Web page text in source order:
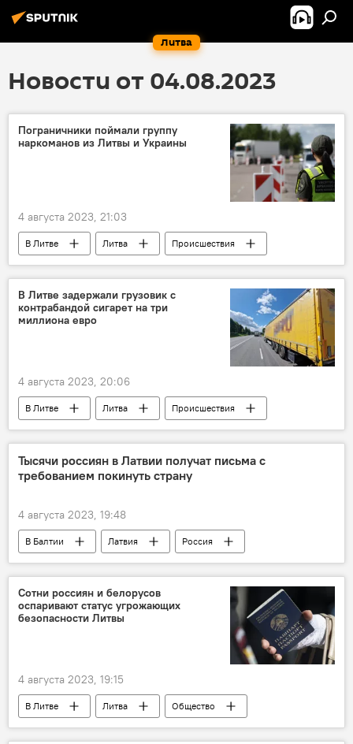
Литва
Новости от 04.08.2023
Пограничники поймали группу
наркоманов из Литвы и Украины
4 августа 2023, 21:03
В Литве Литва
Происшествия
Государственная служба охраны государственной границы (VSAT)
пограничники
наркотики Украина
В Литве задержали грузовик с
контрабандой сигарет на три
миллиона евро
4 августа 2023, 20:06
В Литве Литва
Происшествия
Служба охраны государственной границы (СОГГ)
Тысячи россиян в Латвии получат письма с
требованием покинуть страну
4 августа 2023, 19:48
В Балтии Латвия
Россия
Общество
дискриминация русских
дискриминация
язык
экзамен
граждане России
латышский язык
Сотни россиян и белорусов
оспаривают статус угрожающих
безопасности Литвы
4 августа 2023, 19:15
В Литве Литва
Общество
Россия
Белоруссия